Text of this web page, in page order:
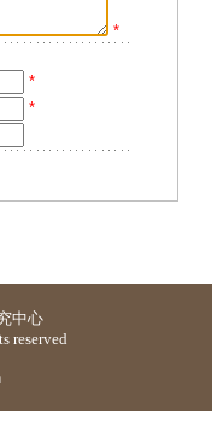
*
*
*
中心
reserved